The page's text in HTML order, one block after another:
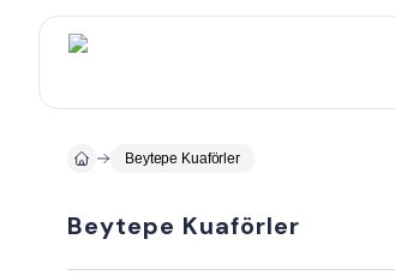
Beytepe Kuaförler
Beytepe Kuaförler